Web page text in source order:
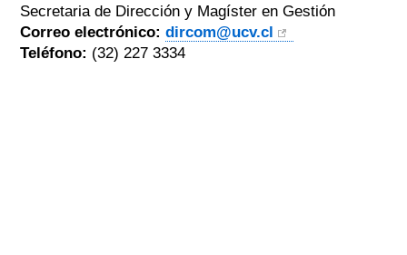
Secretaria de Dirección y Magíster en Gestión
Correo electrónico: dircom@ucv.cl
Teléfono: (32) 227 3334